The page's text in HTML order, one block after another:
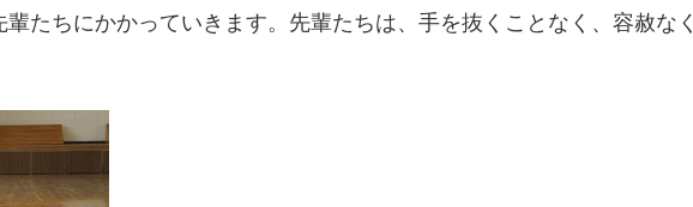
たちにかかっていきます。先輩たちは、手を抜くことなく、容赦なく